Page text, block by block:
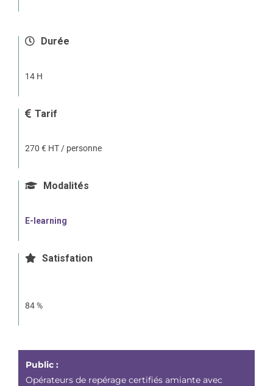
Durée
14 H
Tarif
270 € HT / personne
Modalités
E-learning
Satisfation
84 %
Public :
Opérateurs de repérage certifiés amiante avec